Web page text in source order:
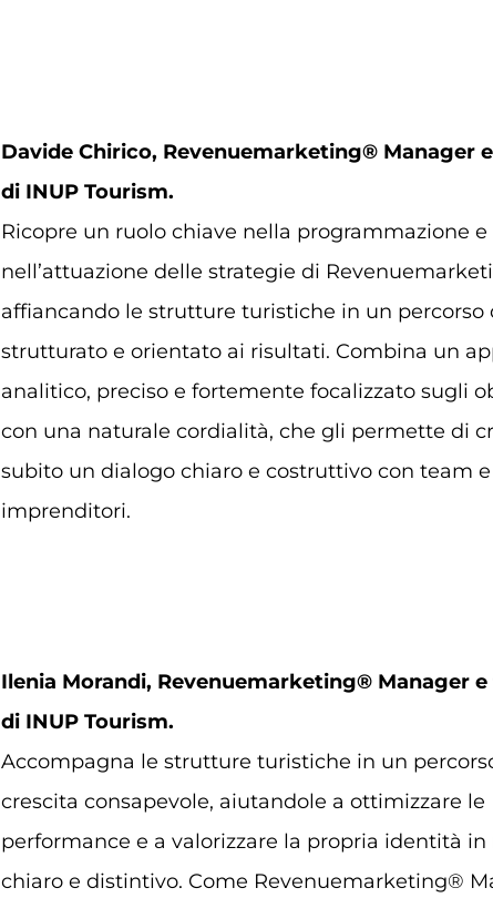
Davide Chirico, Revenuemarketing® Manager
di INUP Tourism.
Ricopre un ruolo chiave nella programmazione e
nell’attuazione delle strategie di
affiancando le strutture turistiche in un percorso
strutturato e orientato ai risultati. Combina un
analitico, preciso e fortemente focalizzato sugli
con una naturale cordialità, che gli permette di
subito un dialogo chiaro e costruttivo con team e
imprenditori.
Ilenia Morandi, Revenuemarketing® Manager
di INUP Tourism.
Accompagna le strutture turistiche in un
crescita consapevole, aiutandole a ottimizzare le
performance e a valorizzare la propria identità in
chiaro e distintivo. Come Revenuemarketing®